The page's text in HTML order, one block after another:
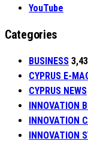
YouTube
Categories
BUSINESS
CYPRUS E-
CYPRUS NEWS
INNOVATION
INNOVATION
INNOVATION